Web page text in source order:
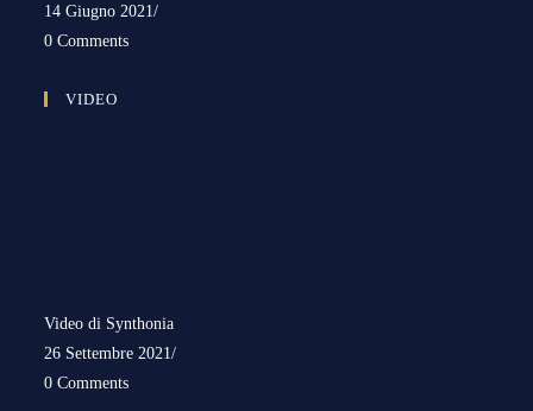
14 Giugno 2021/
0 Comments
VIDEO
Video di Synthonia
26 Settembre 2021/
0 Comments